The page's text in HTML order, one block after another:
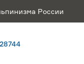
России